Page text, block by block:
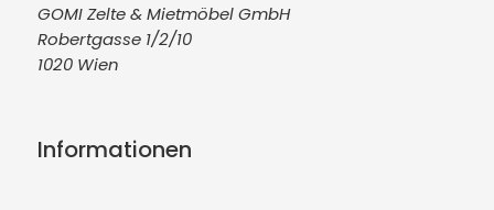
GOMI Zelte & Mietmöbel GmbH
Robertgasse 1/2/10
1020 Wien
Informationen